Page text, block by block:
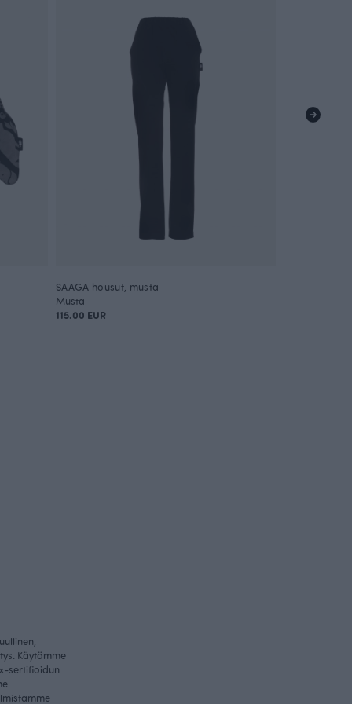
SAAGA housut, musta
Musta
115.00 EUR
Käytämme
sertifioidun